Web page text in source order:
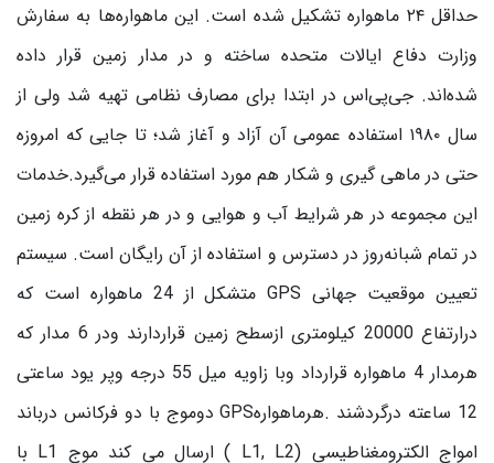
حداقل ۲۴ ماهواره تشکیل شده است. این ماهواره‌ها به سفارش
وزارت دفاع ایالات متحده ساخته و در مدار زمین قرار داده
شده‌اند. جی‌پی‌اس در ابتدا برای مصارف نظامی تهیه شد ولی از
سال ۱۹۸۰ استفاده عمومی آن آزاد و آغاز شد؛ تا جایی که امروزه
حتی در ماهی گیری و شکار هم مورد استفاده قرار می‌‌گیرد.خدمات
این مجموعه در هر شرایط آب و هوایی و در هر نقطه از کره زمین
در تمام شبانه‌روز در دسترس و استفاده از آن رایگان است. سیستم
تعیین موقعیت جهانی GPS متشکل از 24 ماهواره است که
درارتفاع 20000 کیلومتری ازسطح زمین قراردارند ودر 6 مدار که
هرمدار 4 ماهواره قرارداد وبا زاویه میل 55 درجه وپر یود ساعتی
12 ساعته درگردشند .هرماهوارهGPS دوموج با دو فرکانس درباند
امواج الکترومغناطیسی (L1, L2 ) ارسال می کند موج L1 با